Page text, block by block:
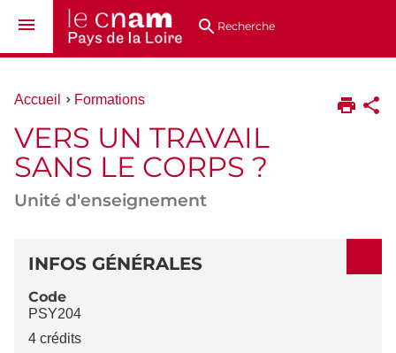
au
directsRecherche
Vous
ici :
Accueil Formations
VERS UN TRAVAIL
SANS LE CORPS ?
Unité d'enseignement
DÉTAILS
INFOS GÉNÉRALES
Code
PSY204
4 crédits